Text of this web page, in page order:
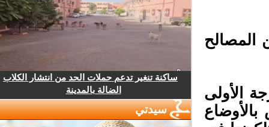
المصالح
الأولى
ساكنة تنغير تدعم حملات الحد من انتشار الكلاب
الضالة بالمدينة
سيدتي